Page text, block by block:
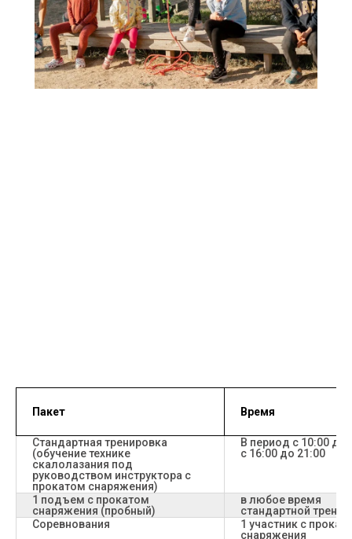
Пакет Время
Стандартная тренировка
(обучение технике
скалолазания под
руководством инструктора с
прокатом снаряжения)
В период с 10:00 до
с 16:00 до 21:00
1 подъем с прокатом
снаряжения (пробный)
в любое время
стандартной
Соревнования
1 участник с
снаряжения